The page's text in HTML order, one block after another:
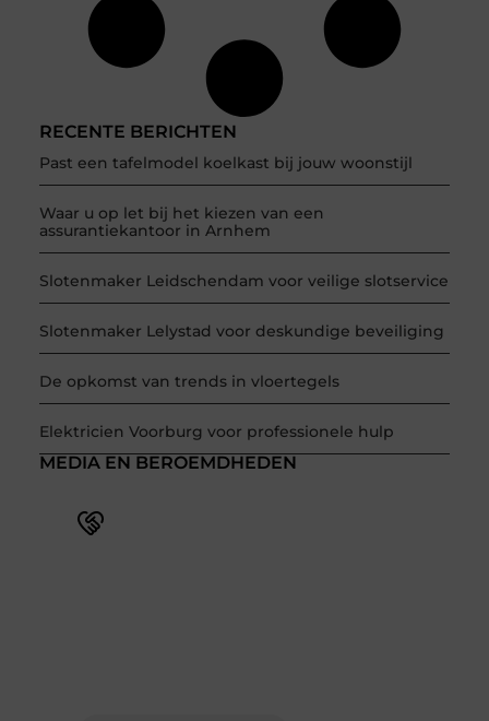
RECENTE BERICHTEN
Past een tafelmodel koelkast bij jouw woonstijl
Waar u op let bij het kiezen van een
assurantiekantoor in Arnhem
Slotenmaker Leidschendam voor veilige slotservice
Slotenmaker Lelystad voor deskundige beveiliging
De opkomst van trends in vloertegels
Elektricien Voorburg voor professionele hulp
MEDIA EN BEROEMDHEDEN